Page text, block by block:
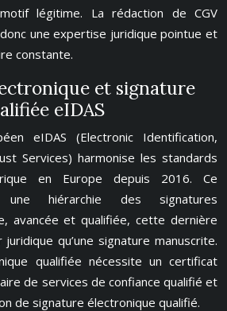
légitime. La rédaction de CGV
une expertise juridique pointue et
constante.
et signature
eIDAS
eIDAS (Electronic Identification,
Services) harmonise les standards
en Europe depuis 2016. Ce
hiérarchie des signatures
avancée et qualifiée, cette dernière
qu’une signature manuscrite.
qualifiée nécessite un certificat
de services de confiance qualifié et
de signature électronique qualifié.